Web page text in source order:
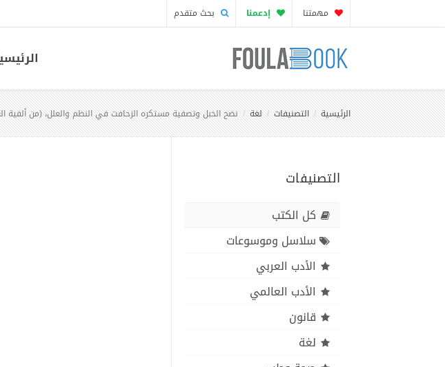
مهمتنا إدعمنا بحث متقدم
الرئيسية التصنيفات لغة نضح الخبل وتصفية مستكره الزحافت في النظم والعلل، (من ألفية
التصنيفات
كل الكتب
سلاسل وموسوعات
الأدب العربي
الأدب العالمي
قانون
لغة